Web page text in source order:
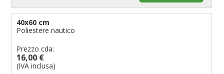
40x60 cm
Poliestere nautico
Prezzo cda:
16,00 €
(IVA inclusa)